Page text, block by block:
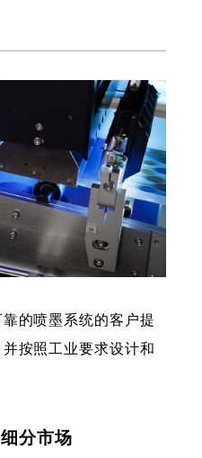
的喷墨系统的客户提
按照工业要求设计和
分市场